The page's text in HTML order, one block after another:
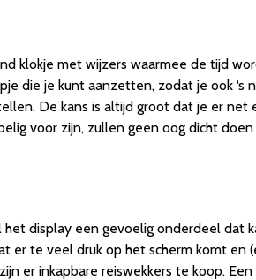
klokje met wijzers waarmee de tijd
die je kunt aanzetten, zodat je ook ‘s
De kans is altijd groot dat je er net
voor zijn, zullen geen oog dicht
display een gevoelig onderdeel dat
er te veel druk op het scherm komt en
er inkapbare reiswekkers te koop.